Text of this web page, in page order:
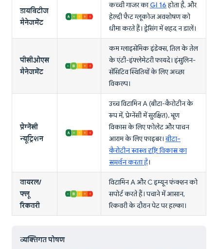
डायबिटीज
मैनेजमेंट
कच्ची गाजर काGI 16होता है, और
हेल्दी फैट ग्लूकोज अवशोषण को
धीमा करते हैं। ड्रेसिंग में शहद न डालें।
पीसीओएस
मैनेजमेंट
कम ग्लाइसेमिक इंडेक्स, तिल के तेल
के एंटी-इंफ्लेमेटरी फायदे। इंसुलिन-
सेंसिटिव स्थितियों के लिए अच्छा
विकल्प।
प्रेग्नेंसी
न्यूट्रिशन
उच्च विटामिन A (बीटा-कैरोटीन के
रूप में, प्रेग्नेंसी में सुरक्षित), भ्रूण
विकास के लिए फोलेट और पाचन
आराम के लिए फाइबर।बीटा-
कैरोटीन स्वस्थ दृष्टि विकास का
समर्थन करता है।
वायरल/
फ्लू
रिकवरी
विटामिन A और C इम्यून फंक्शन को
सपोर्ट करते हैं। पचाने में आसान,
रिकवरी के दौरान पेट पर हल्का।
व्यक्तिगत पोषण